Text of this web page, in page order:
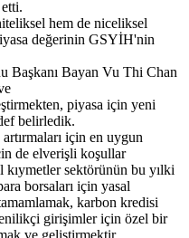
hem de niceliksel
değerinin GSYİH'nin
Başkanı Bayan Vu Thi Chan
piyasa için yeni
belirledik.
için en uygun
de elverişli koşullar
sektörünün bu yılki
borsaları için yasal
karbon kredisi
girişimler için özel bir
ve geliştirmektir.